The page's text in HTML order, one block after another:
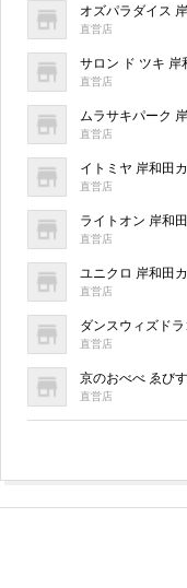
オズパラダイス
直営店
サロン ド ツキ
直営店
ムラサキパーク
直営店
イトミヤ 岸和田
直営店
ライトオン 岸和
直営店
ユニクロ 岸和田
直営店
ダンスウィズド
直営店
京のおべべ ゑび
直営店